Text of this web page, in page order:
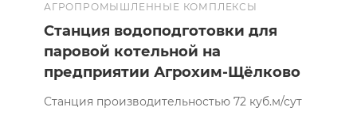
АГРОПРОМЫШЛЕННЫЕ КОМПЛЕКСЫ
Станция водоподготовки для
паровой котельной на
предприятии Агрохим-Щёлково
Станция производительностью 72 куб.м/сут